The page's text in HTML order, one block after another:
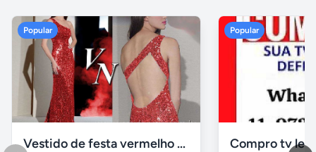
Popular
Vestido de festa vermelho com brilho e pedraria
Popular
Compro tv